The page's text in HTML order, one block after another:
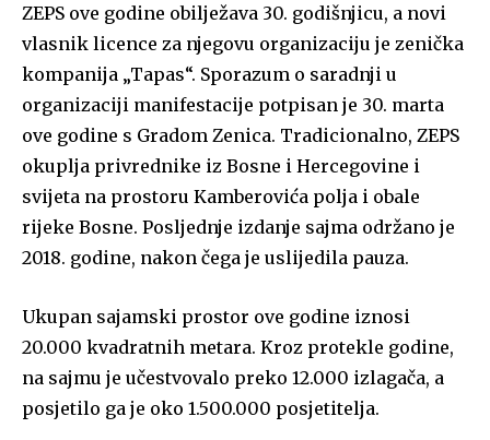
ZEPS ove godine obilježava 30. godišnjicu, a novi
vlasnik licence za njegovu organizaciju je zenička
kompanija „Tapas“. Sporazum o saradnji u
organizaciji manifestacije potpisan je 30. marta
ove godine s Gradom Zenica. Tradicionalno, ZEPS
okuplja privrednike iz Bosne i Hercegovine i
svijeta na prostoru Kamberovića polja i obale
rijeke Bosne. Posljednje izdanje sajma održano je
2018. godine, nakon čega je uslijedila pauza.
Ukupan sajamski prostor ove godine iznosi
20.000 kvadratnih metara. Kroz protekle godine,
na sajmu je učestvovalo preko 12.000 izlagača, a
posjetilo ga je oko 1.500.000 posjetitelja.